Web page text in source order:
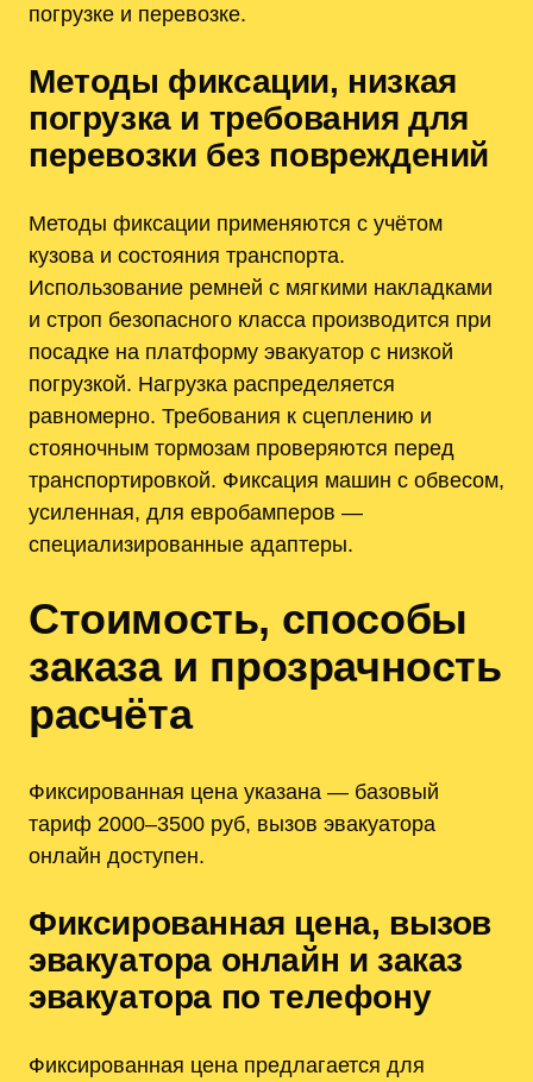
погрузке и перевозке.
Методы фиксации, низкая
погрузка и требования для
перевозки без повреждений
Методы фиксации применяются с учётом
кузова и состояния транспорта.
Использование ремней с мягкими накладками
и строп безопасного класса производится при
посадке на платформу эвакуатор с низкой
погрузкой. Нагрузка распределяется
равномерно. Требования к сцеплению и
стояночным тормозам проверяются перед
транспортировкой. Фиксация машин с обвесом,
усиленная, для евробамперов —
специализированные адаптеры.
Стоимость, способы
заказа и прозрачность
расчёта
Фиксированная цена указана — базовый
тариф 2000–3500 руб, вызов эвакуатора
онлайн доступен.
Фиксированная цена, вызов
эвакуатора онлайн и заказ
эвакуатора по телефону
Фиксированная цена предлагается для